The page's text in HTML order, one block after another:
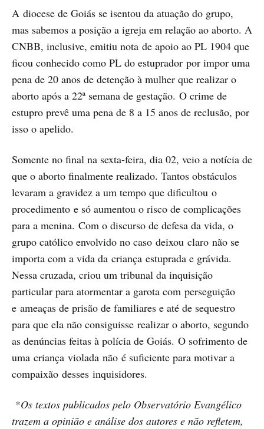
A diocese de Goiás se isentou da atuação do grupo,
mas sabemos a posição a igreja em relação ao aborto. A
CNBB, inclusive, emitiu nota de apoio ao PL 1904 que
ficou conhecido como PL do estuprador por impor uma
pena de 20 anos de detenção à mulher que realizar o
aborto após a 22ª semana de gestação. O crime de
estupro prevê uma pena de 8 a 15 anos de reclusão, por
isso o apelido.
Somente no final na sexta-feira, dia 02, veio a notícia de
que o aborto finalmente realizado. Tantos obstáculos
levaram a gravidez a um tempo que dificultou o
procedimento e só aumentou o risco de complicações
para a menina. Com o discurso de defesa da vida, o
grupo católico envolvido no caso deixou claro não se
importa com a vida da criança estuprada e grávida.
Nessa cruzada, criou um tribunal da inquisição
particular para atormentar a garota com perseguição
e ameaças de prisão de familiares e até de sequestro
para que ela não consiguisse realizar o aborto, segundo
as denúncias feitas à polícia de Goiás. O sofrimento de
uma criança violada não é suficiente para motivar a
compaixão desses inquisidores.
*Os textos publicados pelo Observatório Evangélico
trazem a opinião e análise dos autores e não refletem,